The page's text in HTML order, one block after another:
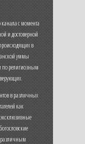
с момента
и достоверной
в
уммы
по религиозным
в различных
как
различным